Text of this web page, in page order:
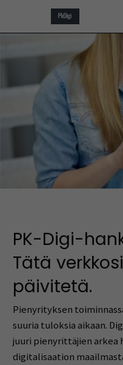
PK-Digi-
Tätä
päivitetä.
Pienyrityksen
suuria tuloksia aikaan.
juuri pienyrittäjien arkea
digitalisaation